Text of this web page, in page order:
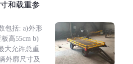
和载重参
包括: a)外形
高55cm b)
大允许总重
外廓尺寸及